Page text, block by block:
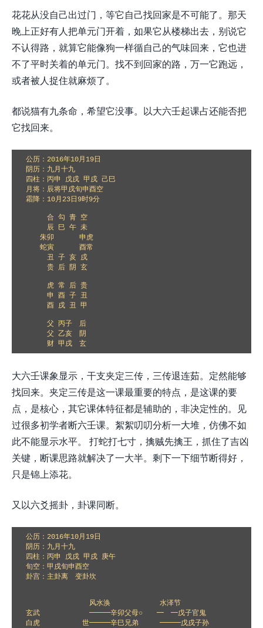
花花从没自己出过门，等它自己找回家是不可能了。那天
晚上正好有人把单元门开着，如果它从楼梯出去，别说它
不认得路，就算它能像狗一样循自己的气味回来，它也进
不了平时关着的单元门。找不到回家的路，万一它跑远，
或者被人捉住就麻烦了。
都说猫有九条命，希望它没事。以大六壬起课占还能否把
它找回来。
公历：2016年10月19日
阴历：九月十九
四柱：丙申 戊戌 甲戌 己巳
月将：辰将甲戌旬申酉空
霜降：10月23日9时9分
合 勾 青 空
辰 巳 午 未
朱卯　　　 申虎
蛇寅　　　 酉常
丑 子 亥 戌
贵 后 阴 玄
虎 常 后 贵
申 酉 子 丑
酉 戌 丑 甲
父 丙子　后
父 乙亥　阴
财 甲戌　玄
大六壬课象显示，干支夹定三传，三传退连茹。定然能够
找回来。夹定三传是这一课最重要的特点，是这课的要
点，是核心，其它课体特征都是辅助的，非决定性的。见
过很多初学者断六壬课。絮絮叨叨分析一大堆，仿佛不如
此不能显示水平。 打蛇打七寸，擒贼先擒王，抓住了吉凶
关键，断课思路就解决了一大半。剩下一下细节断得好，
只是锦上添花。
又以六爻摇卦，卦课同断。
公历：2016年10月19日
阴历：九月十九
四柱：丙申 戊戌 甲戌 庚午
旬空：甲戌旬申酉空
卦宫：主卦离　变卦坎
风水涣　　　　　　　水泽节
玄武　　　　　　　━━━辛卯父母○　　━　━戊子官鬼
白虎　　　　　　世━━━辛巳兄弟　　　━━━戊戌子孙